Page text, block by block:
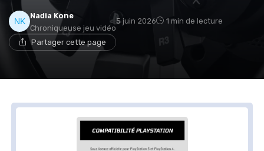
Nadia Kone
Chroniqueuse jeu vidéo
5 juin 2026 1 min de lecture
Partager cette page